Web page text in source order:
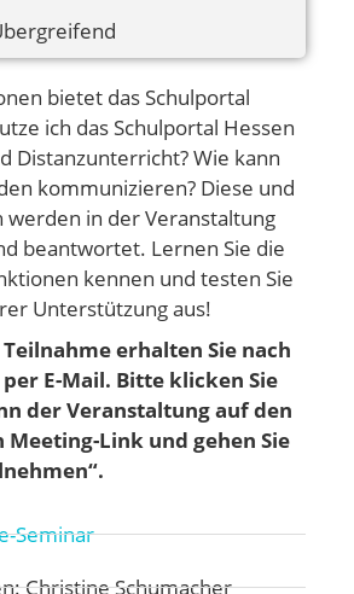
bietet das Schulportal
ich das Schulportal Hessen
Distanzunterricht? Wie kann
kommunizieren? Diese und
werden in der Veranstaltung
beantwortet. Lernen Sie die
kennen und testen Sie
Unterstützung aus!
erhalten Sie nach
E-Mail. Bitte klicken Sie
der Veranstaltung auf den
Link und gehen Sie
Seminar
Christine Schumacher